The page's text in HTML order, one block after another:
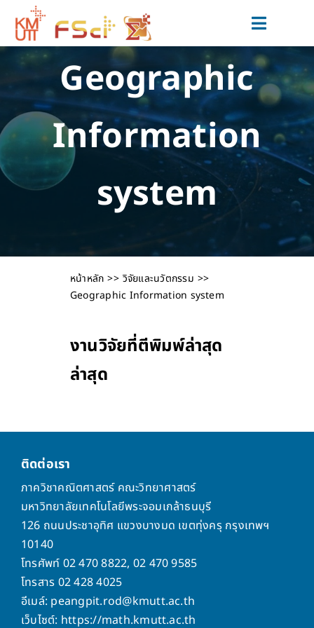
content
Toggle
สมัครเรียน
หลักสูตร
วิจัยและนวัตกรรม
ข่าวสารและกิจกรรม
สำหรับนักศึกษาปัจจุบัน
Geographic
Information
system
หน้าหลัก
วิจัยและนวัตกรรม
Geographic Information system
งานวิจัยที่ตีพิมพ์ล่าสุด
ล่าสุด
ติดต่อเรา
ภาควิชาคณิตศาสตร์ คณะวิทยาศาสตร์
มหาวิทยาลัยเทคโนโลยีพระจอมเกล้าธนบุรี
126 ถนนประชาอุทิศ แขวงบางมด เขตทุ่งครุ กรุงเทพฯ
10140
โทรศัพท์ 02 470 8822, 02 470 9585
โทรสาร 02 428 4025
อีเมล์: peangpit.rod@kmutt.ac.th
เว็บไซต์: https://math.kmutt.ac.th